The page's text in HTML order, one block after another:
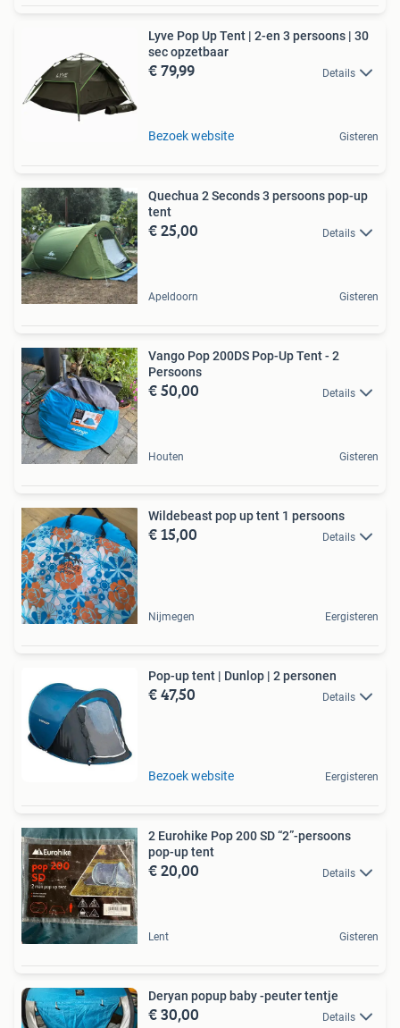
Lyve Pop Up Tent | 2-en 3 persoons | 30
sec opzetbaar
€ 79,99 Details
Bezoek website Gisteren
Quechua 2 Seconds 3 persoons pop-up
tent
€ 25,00 Details
Apeldoorn Gisteren
Vango Pop 200DS Pop-Up Tent - 2
Persoons
€ 50,00 Details
Houten Gisteren
Wildebeast pop up tent 1 persoons
€ 15,00 Details
Nijmegen Eergisteren
Pop-up tent | Dunlop | 2 personen
€ 47,50 Details
Bezoek website Eergisteren
2 Eurohike Pop 200 SD “2”-persoons
pop-up tent
€ 20,00 Details
Lent Gisteren
Deryan popup baby -peuter tentje
€ 30,00 Details